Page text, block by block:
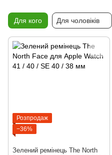
Для кого Для чоловіків
Розпродаж
−36%
Зелений ремінець The North